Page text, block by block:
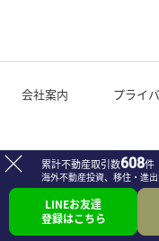
会社案内 プライ
累計不動産取引数608件
海外不動産投資、移住・進
LINEお友達
登録はこちら